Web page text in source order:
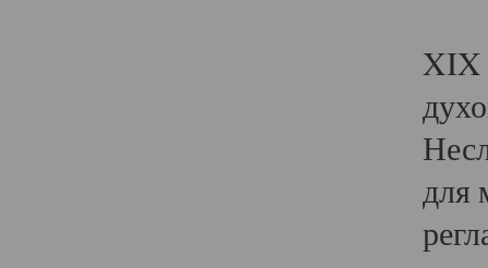
XIX
для